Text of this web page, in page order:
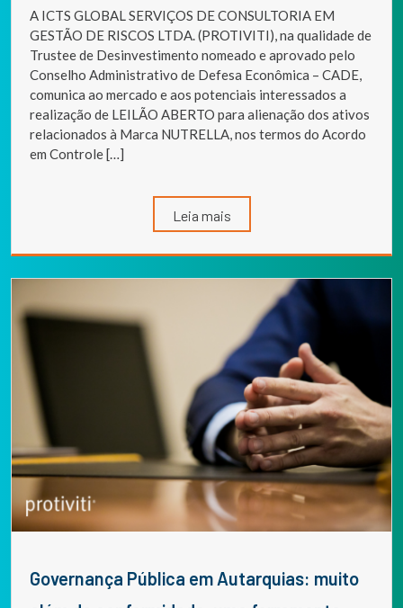
A ICTS GLOBAL SERVIÇOS DE CONSULTORIA EM
GESTÃO DE RISCOS LTDA. (PROTIVITI), na qualidade de
Trustee de Desinvestimento nomeado e aprovado pelo
Conselho Administrativo de Defesa Econômica – CADE,
comunica ao mercado e aos potenciais interessados a
realização de LEILÃO ABERTO para alienação dos ativos
relacionados à Marca NUTRELLA, nos termos do Acordo
em Controle […]
Leia mais
Governança Pública em Autarquias: muito